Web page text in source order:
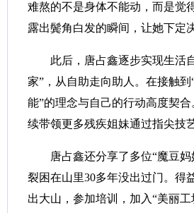
难熬的不是身体不能动，而是觉
露出鬓角白发的瞬间，让她下定
此后，唐占鑫逐步实现生活自
家”，从自助走向助人。在接触
能”的理念与自己的行动高度契
续带领更多残疾姐妹通过指尖技
唐占鑫还分享了多位“魔豆妈
裂困在山里30多年没出过门。得
出大山，参加培训，加入“美丽